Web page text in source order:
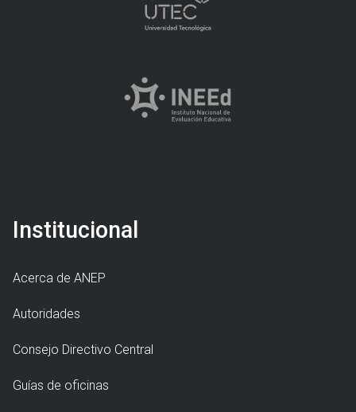
Institucional
Acerca de ANEP
Autoridades
Consejo Directivo Central
Guías de oficinas